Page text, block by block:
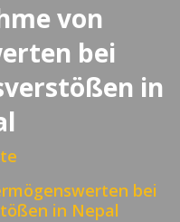
von
bei
in
bei
in Nepal